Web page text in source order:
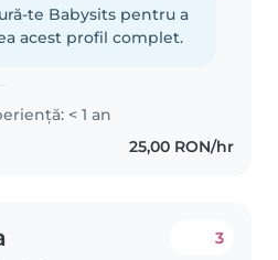
foarte bune la școală,
îmi permite să ofer
te Babysits pentru a
acest profil complet.
< 1 an
25,00 RON/hr
3